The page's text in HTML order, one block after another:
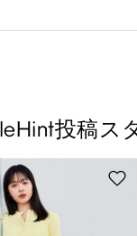
投稿ス